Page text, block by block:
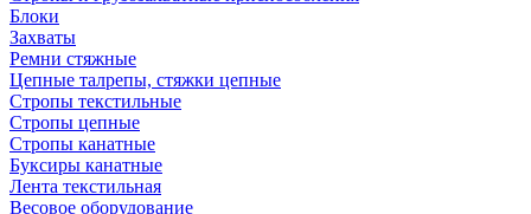
Блоки
Захваты
Ремни стяжные
Цепные талрепы, стяжки цепные
Стропы текстильные
Стропы цепные
Стропы канатные
Буксиры канатные
Лента текстильная
Весовое оборудование